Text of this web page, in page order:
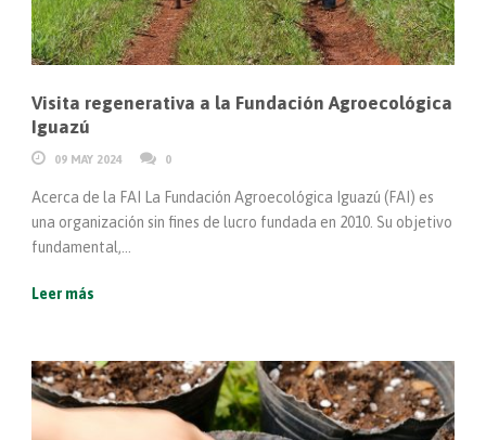
Visita regenerativa a la Fundación Agroecológica
Iguazú
09 MAY 2024 0
Acerca de la FAI La Fundación Agroecológica Iguazú (FAI) es
una organización sin fines de lucro fundada en 2010. Su objetivo
fundamental,...
Leer más